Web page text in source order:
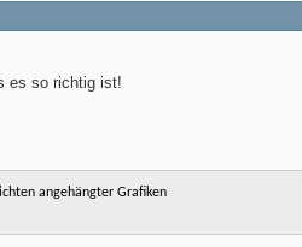
es so richtig ist!
angehängter Grafiken